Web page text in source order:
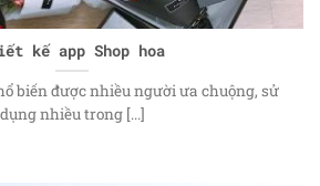
kế app Shop hoa
biến được nhiều người ưa chuộng, sử
dụng nhiều trong [...]